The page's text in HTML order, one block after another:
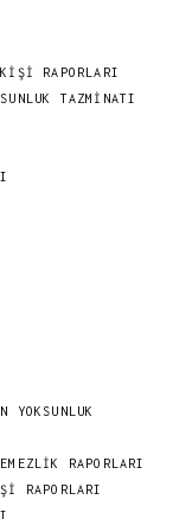
RAPORLARI
TAZMINATI
YOKSUNLUK
RAPORLARI
RAPORLARI